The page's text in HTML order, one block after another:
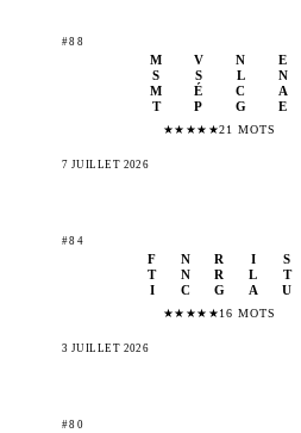
#88
M V N
E
S
S L
N
M
É C
A
T
P G E
★★ ★★ ★21 MOTS
7 JUILLET 2026
#84
F N R I
S
T
N R L
T
I
C G A U
★★ ★★ ★16 MOTS
3 JUILLET 2026
#80